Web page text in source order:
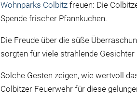
Wohnparks Colbitz freuen: Die
Spende frischer Pfannkuchen.
Die Freude über die süße
sorgten für viele strahlende
Solche Gesten zeigen, wie wertvoll
Colbitzer Feuerwehr für diese